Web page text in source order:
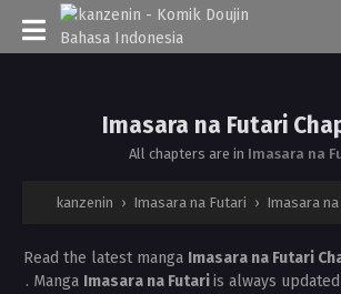
Imasara na Futari
All chapters are in Imasara na
kanzenin › Imasara na Futari › Imasara na
Read the latest manga Imasara na Futari
. Manga Imasara na Futariis always